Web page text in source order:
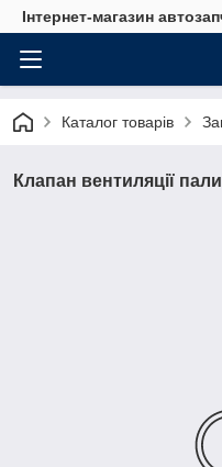
Інтернет-магазин
Каталог товарів
Клапан вентиляції